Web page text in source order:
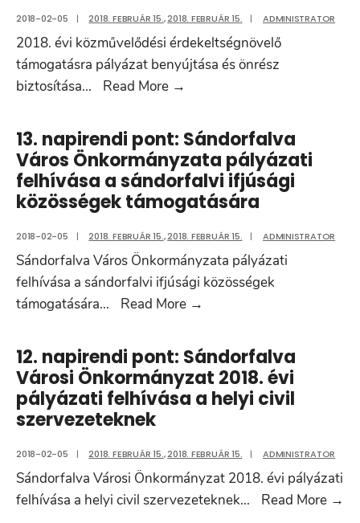
felújítási
2018-02-05 | 2018. FEBRUÁR 15.,2018. FEBRUÁR 15. | ADMINISTRATOR
2018. évi közművelődési érdekeltségnövelő
támogatásra pályázat benyújtása és önrész
biztosítása... Read More →
pont:
2018.
évi
közművelődési
érdekeltségnövelő
támogatásra
pályázat
benyújtása
és
biztosítása
13. napirendi pont: Sándorfalva
Város Önkormányzata pályázati
felhívása a sándorfalvi ifjúsági
közösségek támogatására
2018-02-05 | 2018. FEBRUÁR 15.,2018. FEBRUÁR 15. | ADMINISTRATOR
Sándorfalva Város Önkormányzata pályázati
felhívása a sándorfalvi ifjúsági közösségek
támogatására... Read More →
pont:
Sándorfalva
Város
Önkormányzata
felhívása
a
sándorfalvi
12. napirendi pont: Sándorfalva
Városi Önkormányzat 2018. évi
pályázati felhívása a helyi civil
szervezeteknek
2018-02-05 | 2018. FEBRUÁR 15.,2018. FEBRUÁR 15. | ADMINISTRATOR
Sándorfalva Városi Önkormányzat 2018. évi pályázati
felhívása a helyi civil szervezeteknek... Read More →